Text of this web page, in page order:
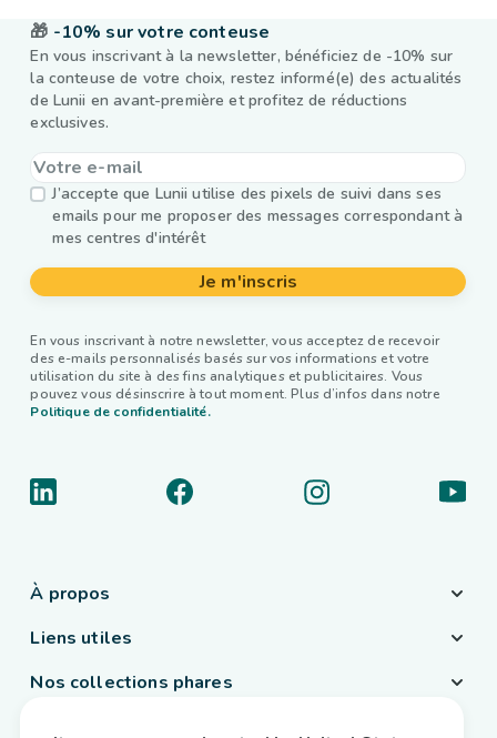
🎁 -10% sur votre conteuse
En vous inscrivant à la newsletter, bénéficiez de -10% sur
la conteuse de votre choix, restez informé(e) des actualités
de Lunii en avant-première et profitez de réductions
exclusives.
J’accepte que Lunii utilise des pixels de suivi dans ses
emails pour me proposer des messages correspondant à
mes centres d'intérêt
Je m'inscris
En vous inscrivant à notre newsletter, vous acceptez de recevoir
des e-mails personnalisés basés sur vos informations et votre
utilisation du site à des fins analytiques et publicitaires. Vous
pouvez vous désinscrire à tout moment. Plus d’infos dans notre
Politique de confidentialité.
À propos
Liens utiles
Nos collections phares